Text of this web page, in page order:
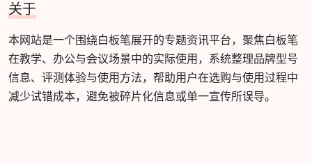
关于
本网站是一个围绕白板笔展开的专题资讯平台，聚焦白板笔
在教学、办公与会议场景中的实际使用，系统整理品牌型号
信息、评测体验与使用方法，帮助用户在选购与使用过程中
减少试错成本，避免被碎片化信息或单一宣传所误导。